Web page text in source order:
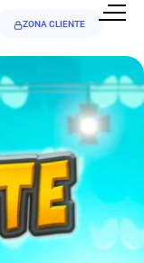
ZONA CLIENTE